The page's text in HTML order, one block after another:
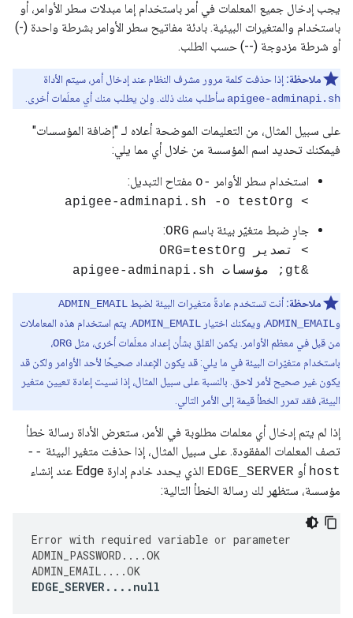
يجب إدخال جميع المعلمات في أمر باستخدام إما مبدلات سطر الأوامر، أو
باستخدام والمتغيرات البيئية. بادئة مفاتيح سطر الأوامر بشرطة واحدة (-)
أو شرطة مزدوجة (--) حسب الطلب.
ملاحظة: إذا حذفت كلمة مرور مشرف النظام عند إدخال أمر، سيتم الأداة
apigee-adminapi.sh سأطلب منك ذلك. ولن يطلب منك أي معلَمات أخرى.
على سبيل المثال، من التعليمات الموضحة أعلاه لـ "إضافة المؤسسات"
فيمكنك تحديد اسم المؤسسة من خلال أي مما يلي:
استخدام سطر الأوامر -o مفتاح التبديل:
> apigee-adminapi.sh -o testOrg
جارٍ ضبط متغيّر بيئة باسم ORG
:
> تصدير ORG=testOrg
&gt; مؤسسات apigee-adminapi.sh
ملاحظة: أنت تستخدم عادةً متغيرات البيئة لضبط ADMIN_EMAIL
وADMIN_EMAIL، ويمكنك اختيار ADMIN_EMAIL . يتم استخدام هذه المعاملات
من قبل في معظم الأوامر. يكمن القلق بشأن إعداد معلَمات أخرى، مثل ORG،
باستخدام متغيّرات البيئة في ما يلي: قد يكون الإعداد صحيحًا لأحد الأوامر ولكن قد
يكون غير صحيح لأمر لاحق. بالنسبة على سبيل المثال، إذا نسيت إعادة تعيين متغير
البيئة، فقد تمرر الخطأ قيمة إلى الأمر التالي.
إذا لم يتم إدخال أي معلمات مطلوبة في الأمر، ستعرض الأداة رسالة خطأ
تصف المعلمات المفقودة. على سبيل المثال، إذا حذفت متغير البيئة --
host أو EDGE_SERVER
الذي يحدد خادم إدارة Edge عند إنشاء
مؤسسة، ستظهر لك رسالة الخطأ التالية:
Error with required variable or parameter
ADMIN_PASSWORD ....OK
ADMIN_EMAIL ....OK
EDGE_SERVER.... null